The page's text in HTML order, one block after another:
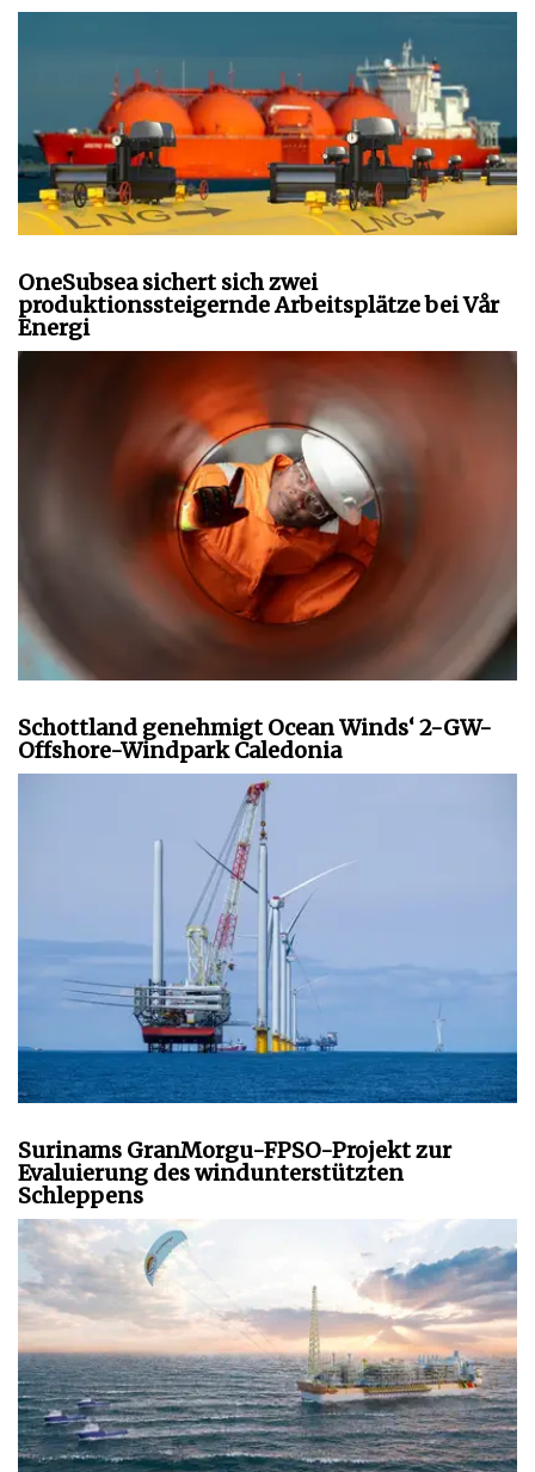
OneSubsea sichert sich zwei
produktionssteigernde Arbeitsplätze bei Vår
Energi
Schottland genehmigt Ocean Winds‘ 2-GW-
Offshore-Windpark Caledonia
Surinams GranMorgu-FPSO-Projekt zur
Evaluierung des windunterstützten
Schleppens